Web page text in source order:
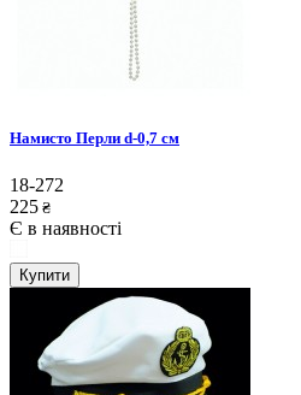
Намисто Перли d-0,7 см
18-272
225 ₴
Є в наявності
Купити